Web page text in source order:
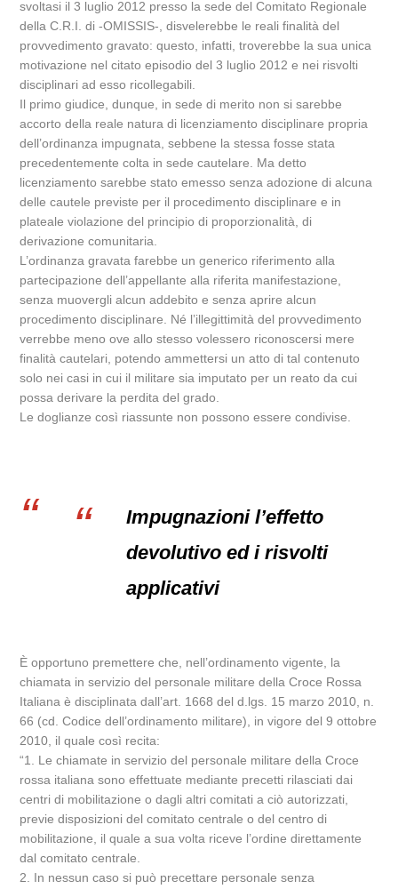
svoltasi il 3 luglio 2012 presso la sede del Comitato Regionale
della C.R.I. di -OMISSIS-, disvelerebbe le reali finalità del
provvedimento gravato: questo, infatti, troverebbe la sua unica
motivazione nel citato episodio del 3 luglio 2012 e nei risvolti
disciplinari ad esso ricollegabili.
Il primo giudice, dunque, in sede di merito non si sarebbe
accorto della reale natura di licenziamento disciplinare propria
dell’ordinanza impugnata, sebbene la stessa fosse stata
precedentemente colta in sede cautelare. Ma detto
licenziamento sarebbe stato emesso senza adozione di alcuna
delle cautele previste per il procedimento disciplinare e in
plateale violazione del principio di proporzionalità, di
derivazione comunitaria.
L’ordinanza gravata farebbe un generico riferimento alla
partecipazione dell’appellante alla riferita manifestazione,
senza muovergli alcun addebito e senza aprire alcun
procedimento disciplinare. Né l’illegittimità del provvedimento
verrebbe meno ove allo stesso volessero riconoscersi mere
finalità cautelari, potendo ammettersi un atto di tal contenuto
solo nei casi in cui il militare sia imputato per un reato da cui
possa derivare la perdita del grado.
Le doglianze così riassunte non possono essere condivise.
Impugnazioni l’effetto
devolutivo ed i risvolti
applicativi
È opportuno premettere che, nell’ordinamento vigente, la
chiamata in servizio del personale militare della Croce Rossa
Italiana è disciplinata dall’art. 1668 del d.lgs. 15 marzo 2010, n.
66 (cd. Codice dell’ordinamento militare), in vigore del 9 ottobre
2010, il quale così recita:
“1. Le chiamate in servizio del personale militare della Croce
rossa italiana sono effettuate mediante precetti rilasciati dai
centri di mobilitazione o dagli altri comitati a ciò autorizzati,
previe disposizioni del comitato centrale o del centro di
mobilitazione, il quale a sua volta riceve l’ordine direttamente
dal comitato centrale.
2. In nessun caso si può precettare personale senza